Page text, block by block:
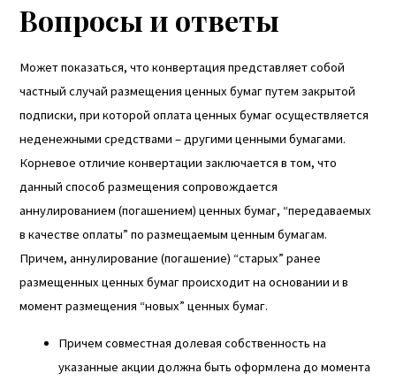
Вопросы и ответы
Может показаться, что конвертация представляет собой
частный случай размещения ценных бумаг путем закрытой
подписки, при которой оплата ценных бумаг осуществляется
неденежными средствами – другими ценными бумагами.
Корневое отличие конвертации заключается в том, что
данный способ размещения сопровождается
аннулированием (погашением) ценных бумаг, “передаваемых
в качестве оплаты” по размещаемым ценным бумагам.
Причем, аннулирование (погашение) “старых” ранее
размещенных ценных бумаг происходит на основании и в
момент размещения “новых” ценных бумаг.
Причем совместная долевая собственность на
указанные акции должна быть оформлена до момента